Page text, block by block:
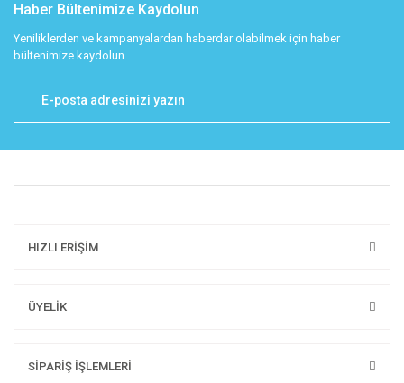
Haber Bültenimize Kaydolun
Yeniliklerden ve kampanyalardan haberdar olabilmek için haber
bültenimize kaydolun
HIZLI ERİŞİM
ÜYELİK
SİPARİŞ İŞLEMLERİ